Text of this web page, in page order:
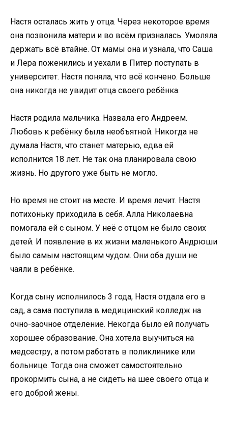
Настя осталась жить у отца. Через некоторое время
она позвонила матери и во всём призналась. Умоляла
держать всё втайне. От мамы она и узнала, что Саша
и Лера поженились и уехали в Питер поступать в
университет. Настя поняла, что всё кончено. Больше
она никогда не увидит отца своего ребёнка.
Настя родила мальчика. Назвала его Андреем.
Любовь к ребёнку была необъятной. Никогда не
думала Настя, что станет матерью, едва ей
исполнится 18 лет. Не так она планировала свою
жизнь. Но другого уже быть не могло.
Но время не стоит на месте. И время лечит. Настя
потихоньку приходила в себя. Алла Николаевна
помогала ей с сыном. У неё с отцом не было своих
детей. И появление в их жизни маленького Андрюши
было самым настоящим чудом. Они оба души не
чаяли в ребёнке.
Когда сыну исполнилось 3 года, Настя отдала его в
сад, а сама поступила в медицинский колледж на
очно-заочное отделение. Некогда было ей получать
хорошее образование. Она хотела выучиться на
медсестру, а потом работать в поликлинике или
больнице. Тогда она сможет самостоятельно
прокормить сына, а не сидеть на шее своего отца и
его доброй жены.